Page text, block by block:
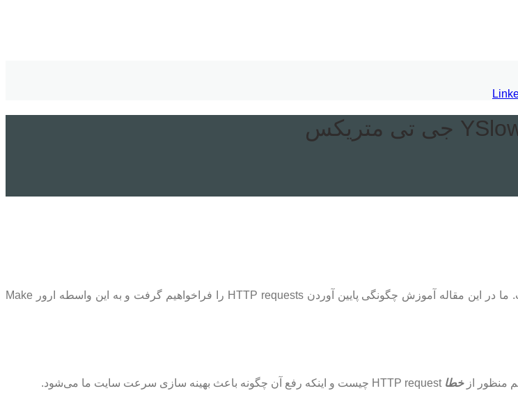
سایت است. ما در این مقاله آموزش چگونگی پایین آوردن HTTP requests را فراخواهیم گرفت و به این واسطه ارور Make
خطا HTTP request چیست و اینکه رفع آن چگونه باعث بهینه سازی سرعت سایت ما می‌شود.